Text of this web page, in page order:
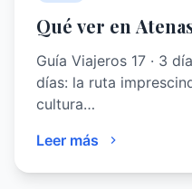
Qué ver en
Guía Viajeros 17 · 3
días: la ruta
cultura…
Leer más